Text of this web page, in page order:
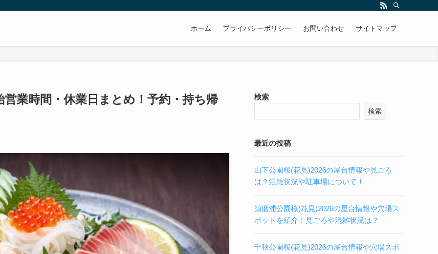
ホーム プライバシーポリシー お問い合わせ サイトマップ
営業時間・休業日まとめ！予約・持ち帰 検索
検索
最近の投稿
山下公園桜(花見)2026の屋台情報や見ごろ
は？混雑状況や駐車場について！
須磨浦公園桜(花見)2026の屋台情報や穴場ス
ポットを紹介！見ごろや混雑状況は？
千秋公園桜(花見)2026の屋台情報や穴場スポ